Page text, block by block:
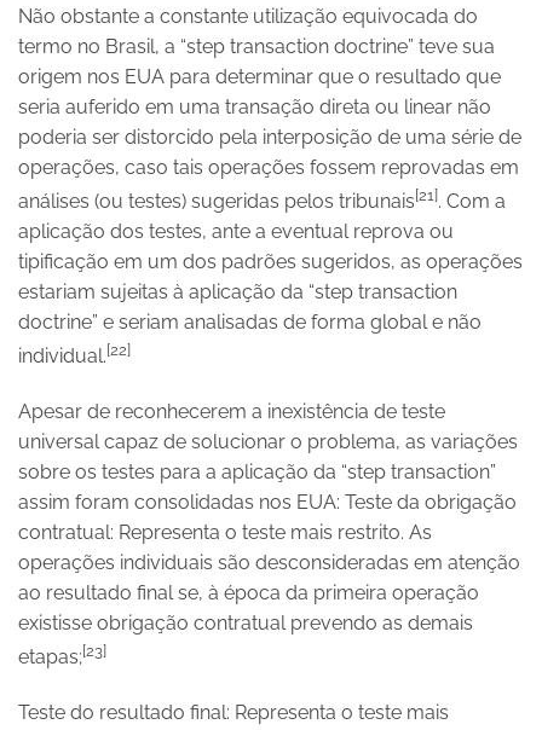
Não obstante a constante utilização equivocada do
termo no Brasil, a “step transaction doctrine” teve sua
origem nos EUA para determinar que o resultado que
seria auferido em uma transação direta ou linear não
poderia ser distorcido pela interposição de uma série de
operações, caso tais operações fossem reprovadas em
análises (ou testes) sugeridas pelos tribunais[21]. Com a
aplicação dos testes, ante a eventual reprova ou
tipificação em um dos padrões sugeridos, as operações
estariam sujeitas à aplicação da “step transaction
doctrine” e seriam analisadas de forma global e não
individual.[22]
Apesar de reconhecerem a inexistência de teste
universal capaz de solucionar o problema, as variações
sobre os testes para a aplicação da “step transaction”
assim foram consolidadas nos EUA: Teste da obrigação
contratual: Representa o teste mais restrito. As
operações individuais são desconsideradas em atenção
ao resultado final se, à época da primeira operação
existisse obrigação contratual prevendo as demais
etapas;[23]
Teste do resultado final: Representa o teste mais